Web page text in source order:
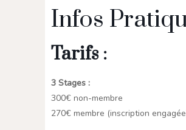
Infos
Tarifs :
3 Stages :
300€ non-membre
270€ membre (inscription